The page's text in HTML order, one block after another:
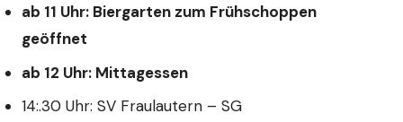
ab 11 Uhr: Biergarten zum Frühschoppen
geöffnet
ab 12 Uhr: Mittagessen
14:.30 Uhr: SV Fraulautern – SG